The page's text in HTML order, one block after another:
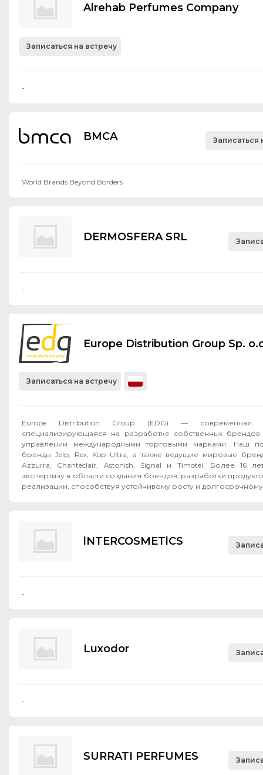
Alrehab Perfumes Company
Записаться на встречу
-
BMCA Записаться
World Brands Beyond Borders
DERMOSFERA SRL
-
Europe Distribution Group Sp.
Записаться на встречу
Europe Distribution Group (EDG) — современная
специализирующаяся на разработке собственных брендов
управлении международными торговыми марками. Наш
бренды Jelp, Rex, Kop Ultra, а также ведущие мировые
Azzurra, Chanteclair, Astonish, Signal и Timotei. Более 16
экспертизу в области создания брендов, разработки
реализации, способствуя устойчивому росту и
lNTERCOSMETlCS
-
Luхоdоr
-
SURRATI PERFUMES